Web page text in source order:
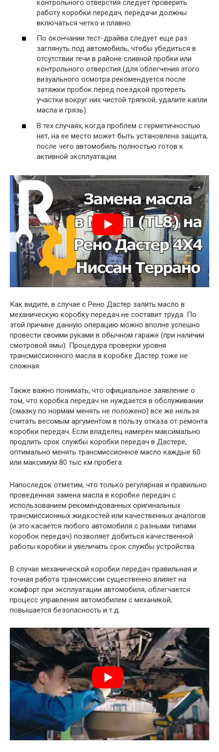
контрольного отверстия следует проверить
работу коробки передач, передачи должны
включаться четко и плавно.
По окончании тест-драйва следует еще раз
заглянуть под автомобиль, чтобы убедиться в
отсутствии течи в районе сливной пробки или
контрольного отверстия (для облегчения этого
визуального осмотра рекомендуется после
затяжки пробок перед поездкой протереть
участки вокруг них чистой тряпкой, удалите капли
масла и грязь).
В тех случаях, когда проблем с герметичностью
нет, на ее место может быть установлена ​​защита,
после чего автомобиль полностью готов к
активной эксплуатации.
Как видите, в случае с Рено Дастер залить масло в
механическую коробку передач не составит труда. По
этой причине данную операцию можно вполне успешно
провести своими руками в обычном гараже (при наличии
смотровой ямы). Процедура проверки уровня
трансмиссионного масла в коробке Дастер тоже не
сложная.
Также важно понимать, что официальное заявление о
том, что коробка передач не нуждается в обслуживании
(смазку по нормам менять не положено) все же нельзя
считать весомым аргументом в пользу отказа от ремонта
коробки передач. Если владелец намерен максимально
продлить срок службы коробки передач в Дастере,
оптимально менять трансмиссионное масло каждые 60
или максимум 80 тыс км пробега.
Напоследок отметим, что только регулярная и правильно
проведенная замена масла в коробке передач с
использованием рекомендованных оригинальных
трансмиссионных жидкостей или качественных аналогов
(и это касается любого автомобиля с разными типами
коробок передач) позволяет добиться качественной
работы коробки и увеличить срок службы устройства.
В случае механической коробки передач правильная и
точная работа трансмиссии существенно влияет на
комфорт при эксплуатации автомобиля, облегчается
процесс управления автомобилем с механикой,
повышается безопасность и т.д.